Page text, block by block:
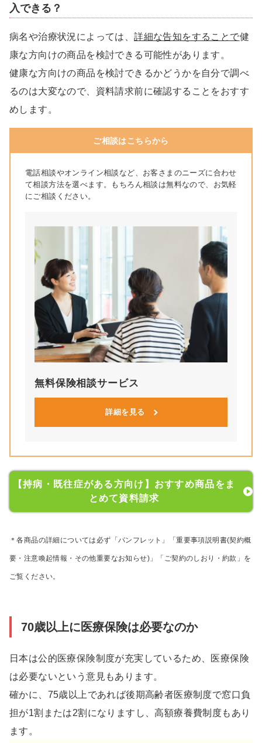
入できる？
病名や治療状況によっては、詳細な告知をすることで健
康な方向けの商品を検討できる可能性があります。
健康な方向けの商品を検討できるかどうかを自分で調べ
るのは大変なので、資料請求前に確認することをおすす
めします。
ご相談はこちらから
電話相談やオンライン相談など、お客さまのニーズに合わせ
て相談方法を選べます。もちろん相談は無料なので、お気軽
にご相談ください。
無料保険相談サービス
詳細を見る
【持病・既往症がある方向け】おすすめ商品をま
とめて資料請求
＊各商品の詳細については必ず「パンフレット」「重要事項説明書(契約概
要・注意喚起情報・その他重要なお知らせ)」「ご契約のしおり・約款」を
ご覧ください。
70歳以上に医療保険は必要なのか
日本は公的医療保険制度が充実しているため、医療保険
は必要ないという意見もあります。
確かに、75歳以上であれば後期高齢者医療制度で窓口負
担が1割または2割になりますし、高額療養費制度もあり
ます。